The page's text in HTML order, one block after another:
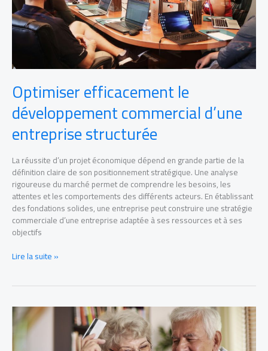
Optimiser efficacement le
développement commercial d’une
entreprise structurée
La réussite d’un projet économique dépend en grande partie de la
définition claire de son positionnement stratégique. Une analyse
rigoureuse du marché permet de comprendre les besoins, les
attentes et les comportements des différents acteurs. En établissant
des fondations solides, une entreprise peut construire une stratégie
commerciale d’une entreprise adaptée à ses ressources et à ses
objectifs
Lire la suite »
Optimiser
son
épargne